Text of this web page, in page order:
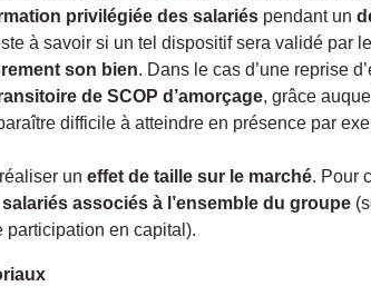
privilégiée des salariés pendant un
à savoir si un tel dispositif sera validé par
son bien. Dans le cas d’une reprise
de SCOP d’amorçage, grâce
difficile à atteindre en présence par
un effet de taille sur le marché. Pour
associés à l’ensemble du groupe
participation en capital).